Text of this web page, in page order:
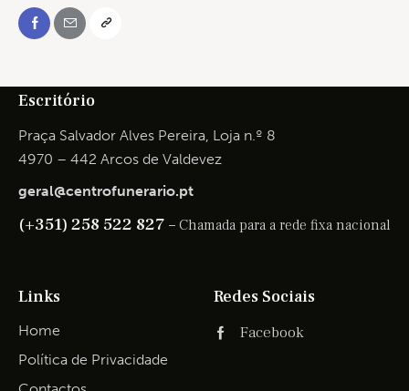
Escritório
Praça Salvador Alves Pereira, Loja n.º 8
4970 – 442 Arcos de Valdevez
geral@centrofunerario.pt
(+351) 258 522 827 – Chamada para a rede fixa nacional
Links
Home
Política de Privacidade
Redes Sociais
Facebook